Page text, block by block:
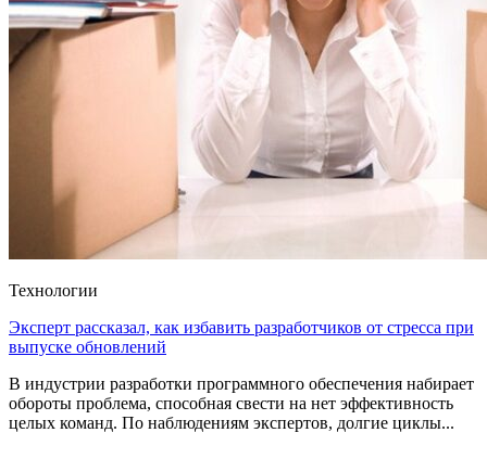
Технологии
Эксперт рассказал, как избавить разработчиков от стресса при
выпуске обновлений
В индустрии разработки программного обеспечения набирает
обороты проблема, способная свести на нет эффективность
целых команд. По наблюдениям экспертов, долгие циклы...